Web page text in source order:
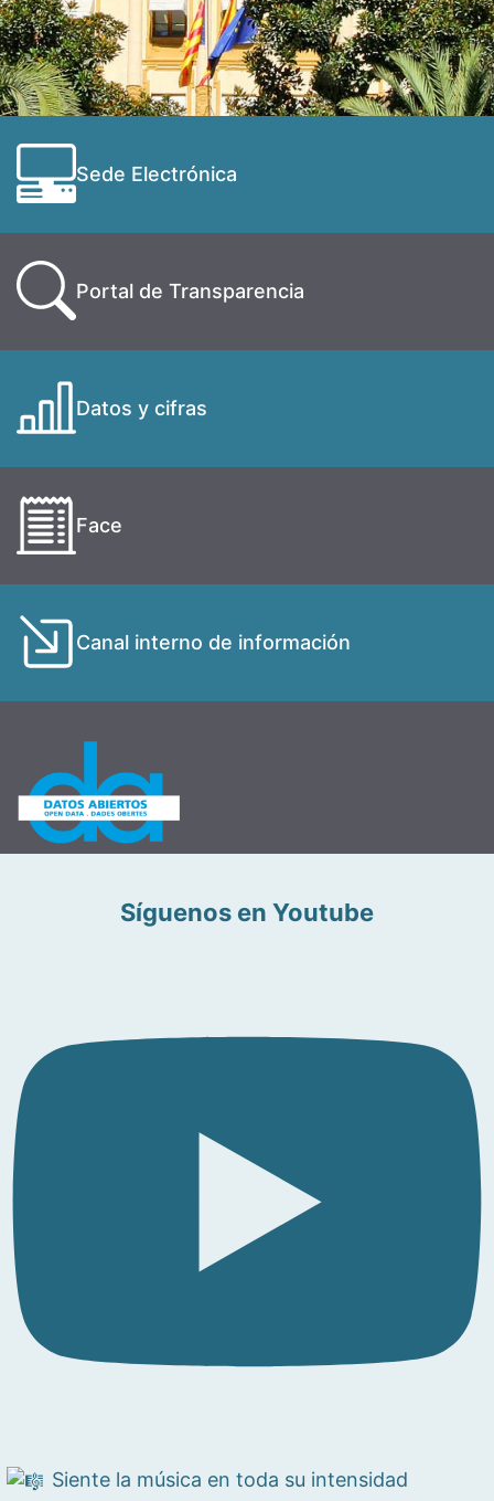
Sede Electrónica
Portal de Transparencia
Datos y cifras
Face
Canal interno de información
Síguenos en Youtube
Siente la música en toda su intensidad